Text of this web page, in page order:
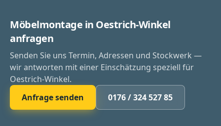
Möbelmontage in Oestrich-Winkel
anfragen
Senden Sie uns Termin, Adressen und Stockwerk —
wir antworten mit einer Einschätzung speziell für
Oestrich-Winkel.
Anfrage senden
0176 / 324 527 85